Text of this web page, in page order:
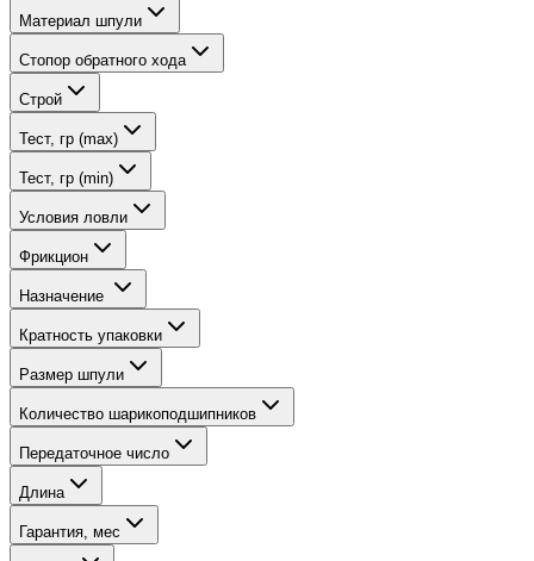
Материал шпули
Стопор обратного хода
Строй
Тест, гр (max)
Тест, гр (min)
Условия ловли
Фрикцион
Назначение
Кратность упаковки
Размер шпули
Количество шарикоподшипников
Передаточное число
Длина
Гарантия, мес